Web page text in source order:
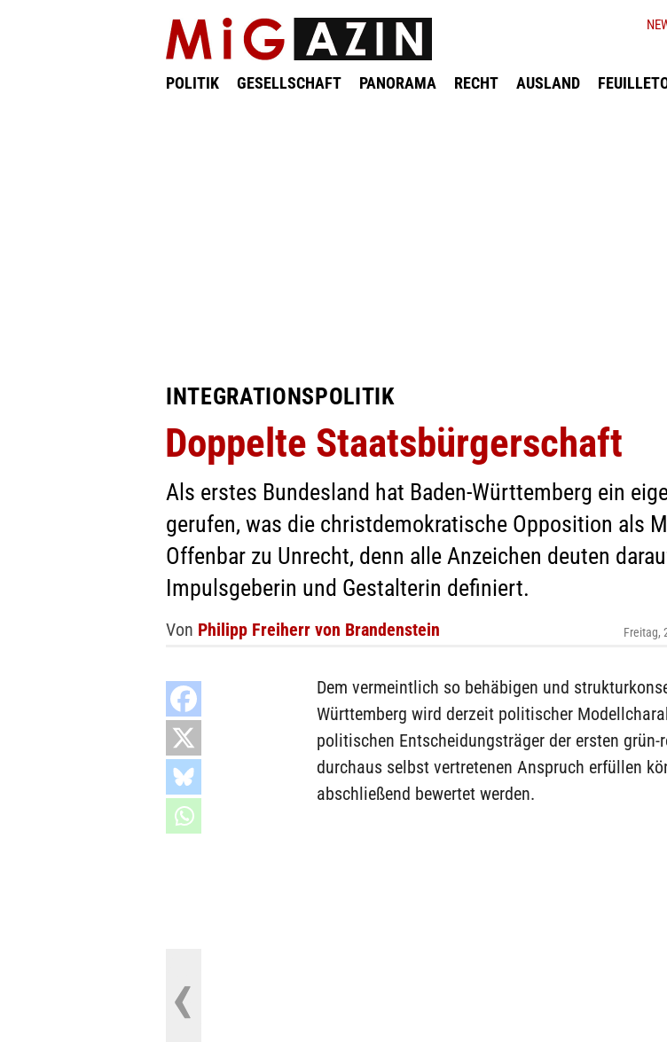
POLITIK GESELLSCHAFT PANORAMA RECHT AUSLAND
INTEGRATIONSPOLITIK
Doppelte Staatsbürgerschaft
Als erstes Bundesland hat Baden-Württemberg ein
gerufen, was die christdemokratische Opposition als
Offenbar zu Unrecht, denn alle Anzeichen deuten
Impulsgeberin und Gestalterin definiert.
Von Philipp Freiherr von Brandenstein Freitag,
Dem vermeintlich so behäbigen und
Württemberg wird derzeit politischer
politischen Entscheidungsträger der ersten grün-
durchaus selbst vertretenen Anspruch erfüllen
abschließend bewertet werden.